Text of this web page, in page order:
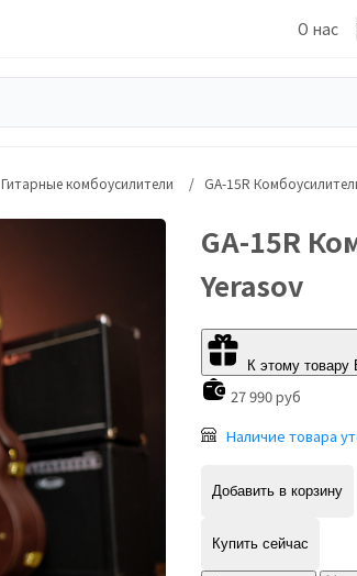
О нас
Гитарные комбоусилители GA-15R
GA-15R
Yerasov
К этому товару
27 990 руб
Наличие товара
Добавить в корзину
Купить сейчас